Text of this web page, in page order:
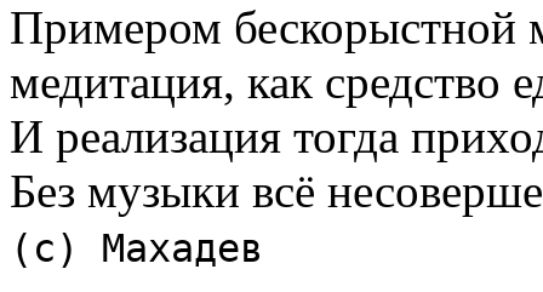
Примером бескорыстной
медитация, как средство
И реализация тогда
Без музыки всё
(с) Махадев